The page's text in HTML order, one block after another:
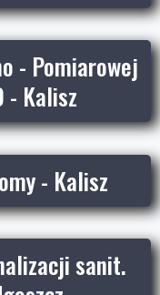
- Pomiarowej
- Kalisz
- Kalisz
sanit.